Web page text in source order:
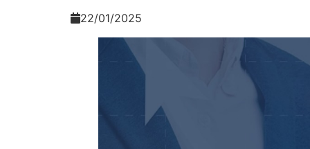
22/01/2025